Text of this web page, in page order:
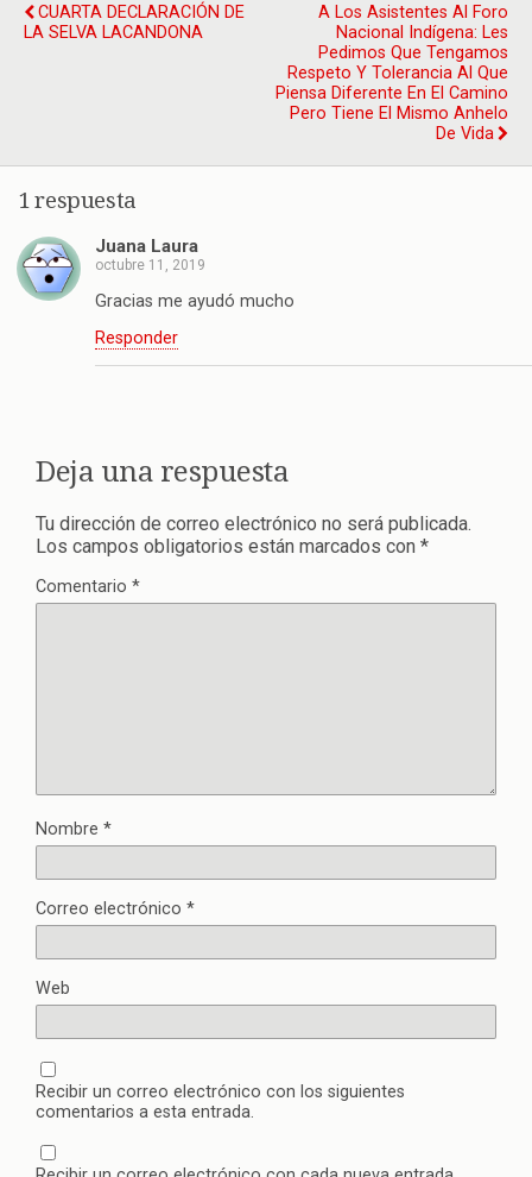
CUARTA DECLARACIÓN DE
LA SELVA LACANDONA
A Los Asistentes Al Foro
Nacional Indígena: Les
Pedimos Que Tengamos
Respeto Y Tolerancia Al Que
Piensa Diferente En El Camino
Pero Tiene El Mismo Anhelo
De Vida
1 respuesta
Juana Laura
octubre 11, 2019
Gracias me ayudó mucho
Responder
Deja una respuesta
Tu dirección de correo electrónico no será publicada.
Los campos obligatorios están marcados con *
Comentario *
Nombre *
Correo electrónico *
Web
Recibir un correo electrónico con los siguientes
comentarios a esta entrada.